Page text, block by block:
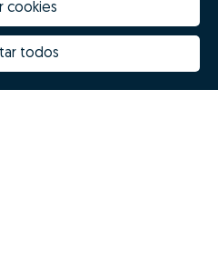
Zome Innovation
Hubs Zome
Contacts
cookies
todos